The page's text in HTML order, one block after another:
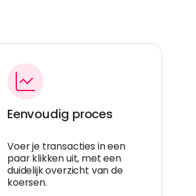
Eenvoudig proces
Voer je transacties in een
paar klikken uit, met een
duidelijk overzicht van de
koersen.